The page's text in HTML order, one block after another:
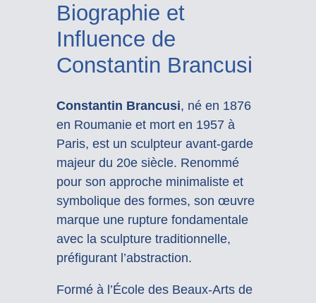
Biographie et
Influence de
Constantin Brancusi
Constantin Brancusi, né en 1876
en Roumanie et mort en 1957 à
Paris, est un sculpteur avant-garde
majeur du 20e siècle. Renommé
pour son approche minimaliste et
symbolique des formes, son œuvre
marque une rupture fondamentale
avec la sculpture traditionnelle,
préfigurant l’abstraction.
Formé à l’École des Beaux-Arts de